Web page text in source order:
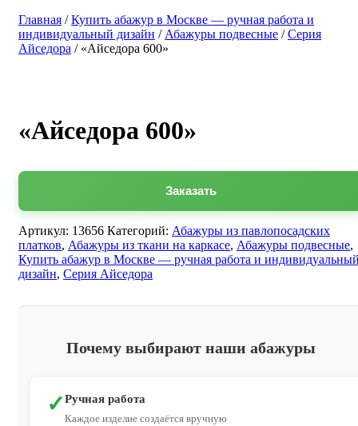
Главная /Купить абажур в Москве — ручная работа и
индивидуальный дизайн / Абажуры подвесные /Серия
Айседора / «Айседора 600»
«Айседора 600»
Заказать
Артикул: 13656 Категорий: Абажуры из павлопосадских
платков, Абажуры из ткани на каркасе, Абажуры подвесные,
Купить абажур в Москве — ручная работа и
дизайн, Серия Айседора
Почему выбирают наши абажуры
✓Ручная работа
Каждое изделие создаётся вручную